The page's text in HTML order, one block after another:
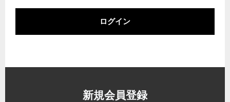
ログイン
新規会員登録